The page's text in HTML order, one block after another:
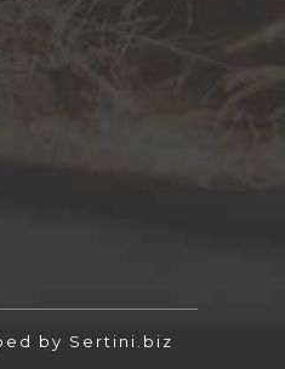
by Sertini.biz